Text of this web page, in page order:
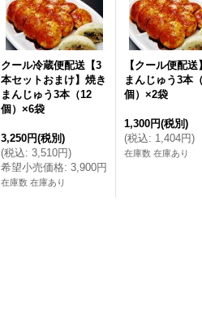
クール冷蔵便配送【3
本セットおまけ】焼き
まんじゅう3本（12
個）×6袋
3,250円(税別)
(税込: 3,510円)
希望小売価格: 3,900円
在庫数 在庫あり
【クール便配送
まんじゅう3本
個）×2袋
1,300円(税別)
(税込: 1,404円)
在庫数 在庫あり